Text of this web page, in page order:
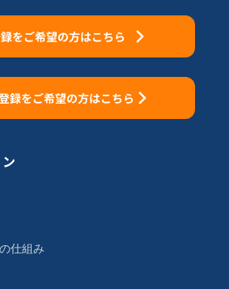
をご希望の方はこちら
録をご希望の方はこちら
仕組み